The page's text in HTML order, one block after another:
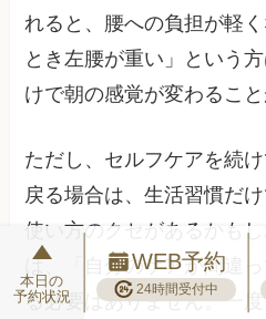
れると、腰への負担が軽
とき左腰が重い」という
けで朝の感覚が変わること
ただし、セルフケアを続
戻る場合は、生活習慣だ
使い方のクセがあるかも
は、「自分のケアが間違
る必要はありません。一
本日の
予約状況
WEB予約
24時間受付中